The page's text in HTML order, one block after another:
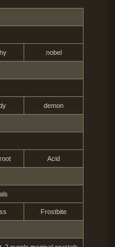
nobel
demon
Acid
Frostbite